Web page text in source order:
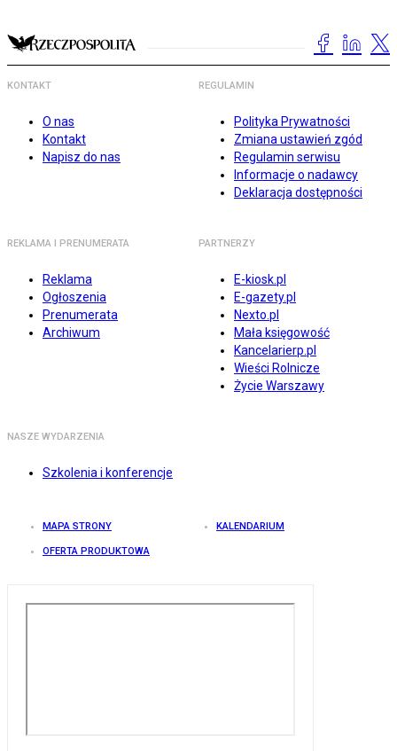
KONTAKT
O nas
Kontakt
Napisz do nas
REGULAMIN
Polityka Prywatności
Zmiana ustawień zgód
Regulamin serwisu
Informacje o nadawcy
Deklaracja dostępności
REKLAMA I PRENUMERATA
Reklama
Ogłoszenia
Prenumerata
Archiwum
PARTNERZY
E-kiosk.pl
E-gazety.pl
Nexto.pl
Mała księgowość
Kancelarierp.pl
Wieści Rolnicze
Życie Warszawy
NASZE WYDARZENIA
Szkolenia i konferencje
MAPA STRONY KALENDARIUM
OFERTA PRODUKTOWA